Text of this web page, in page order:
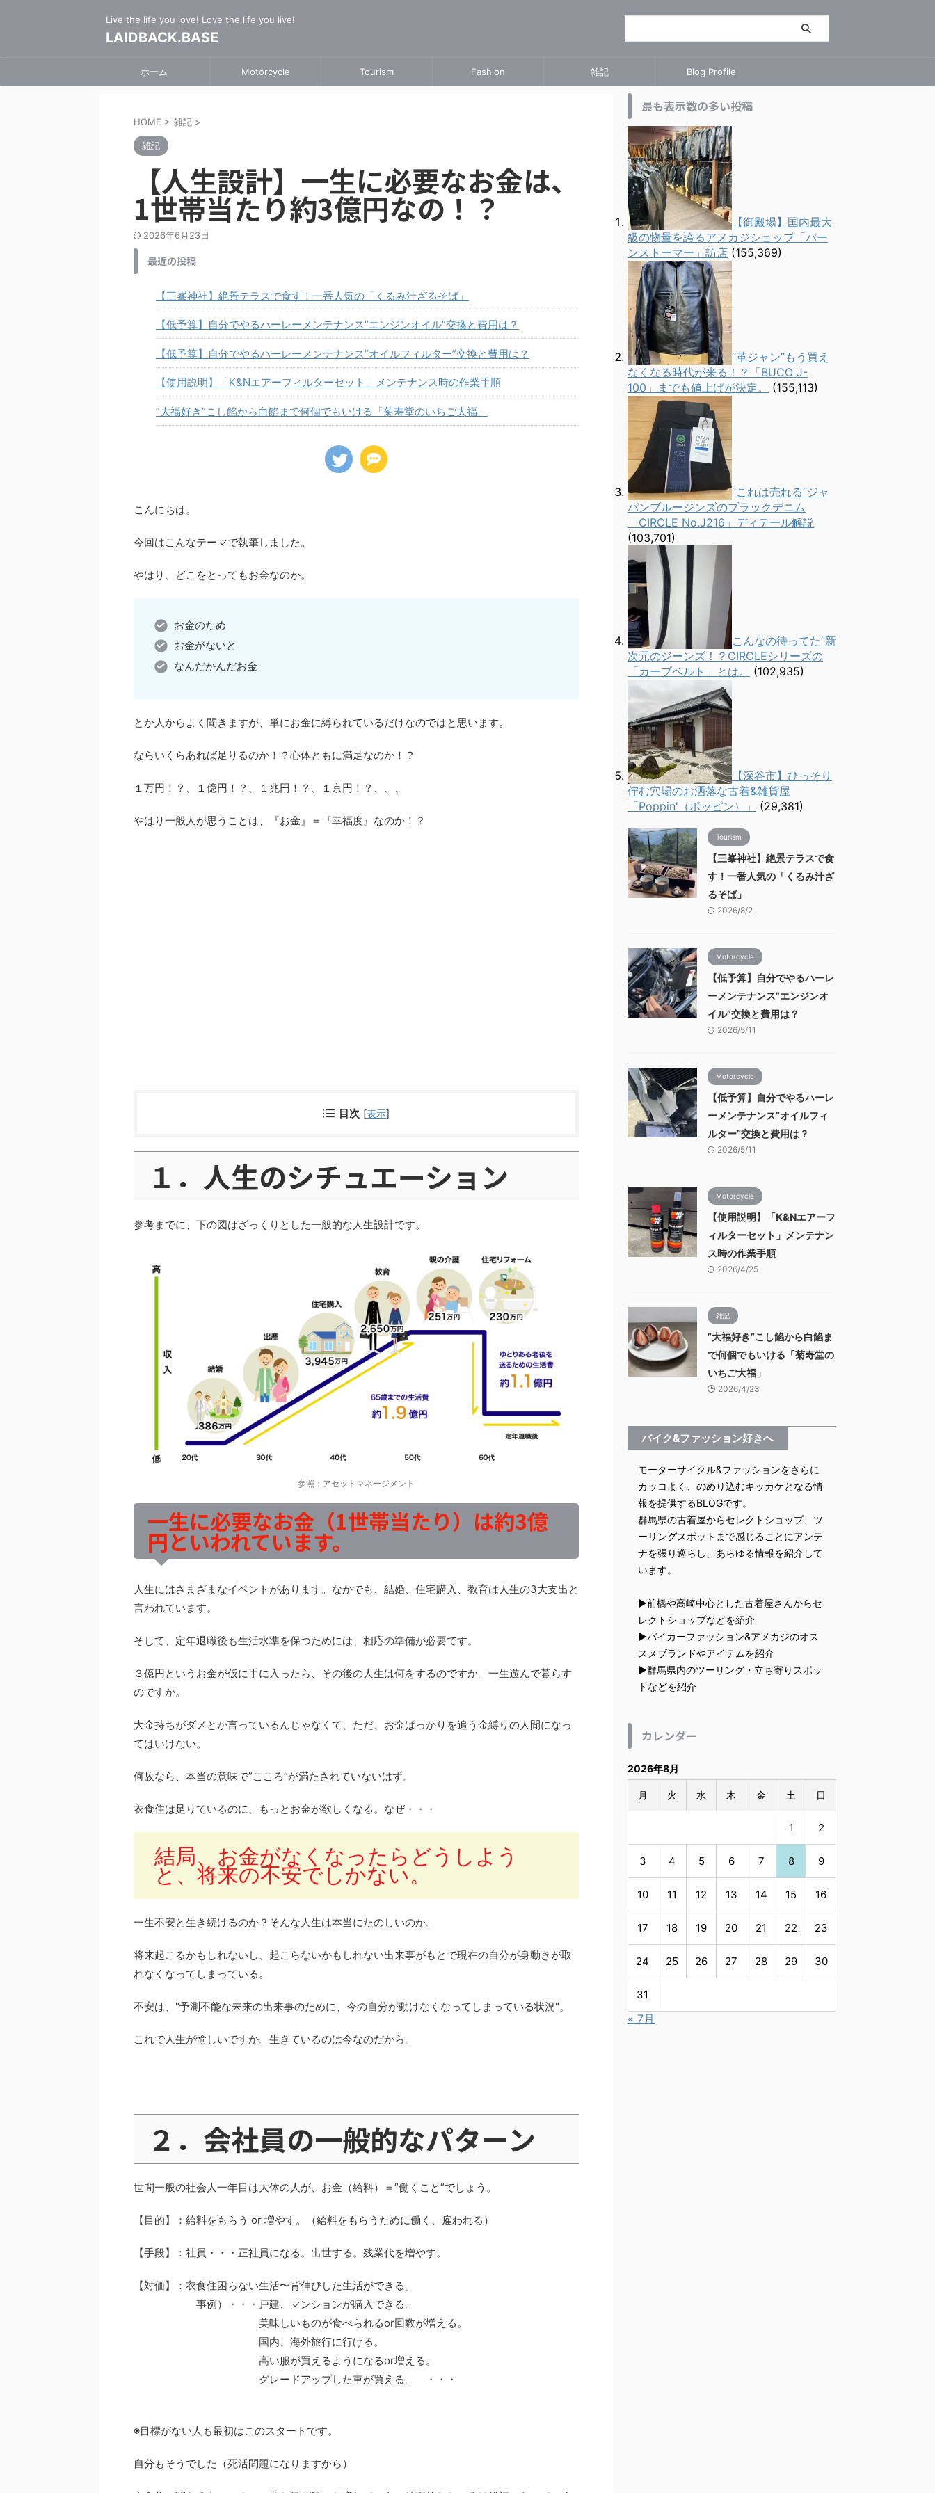
Live the life you love! Love the life you live!
LAIDBACK.BASE
ホーム Motorcycle Tourism Fashion 雑記 Blog Profile
HOME > 雑記 >
雑記
【人生設計】一生に必要なお金は、
1世帯当たり約3億円なの！？
2026年6月23日
最近の投稿
【三峯神社】絶景テラスで食す！一番人気の「くるみ汁ざるそば」
【低予算】自分でやるハーレーメンテナンス”エンジンオイル”交換と費用は？
【低予算】自分でやるハーレーメンテナンス”オイルフィルター”交換と費用は？
【使用説明】「K&Nエアーフィルターセット」メンテナンス時の作業手順
”大福好き”こし餡から白餡まで何個でもいける「菊寿堂のいちご大福」
こんにちは。
今回はこんなテーマで執筆しました。
やはり、どこをとってもお金なのか。
お金のため
お金がないと
なんだかんだお金
とか人からよく聞きますが、単にお金に縛られているだけなのではと思います。
ならいくらあれば足りるのか！？心体ともに満足なのか！？
１万円！？、１億円！？、１兆円！？、１京円！？、、、
やはり一般人が思うことは、『お金』＝『幸福度』なのか！？
目次 [表示]
１．人生のシチュエーション
参考までに、下の図はざっくりとした一般的な人生設計です。
参照：アセットマネージメント
一生に必要なお金（1世帯当たり）は約3億
円といわれています。
人生にはさまざまなイベントがあります。なかでも、結婚、住宅購入、教育は人生の3大支出と
言われています。
そして、定年退職後も生活水準を保つためには、相応の準備が必要です。
３億円というお金が仮に手に入ったら、その後の人生は何をするのですか。一生遊んで暮らす
のですか。
大金持ちがダメとか言っているんじゃなくて、ただ、お金ばっかりを追う金縛りの人間になっ
てはいけない。
何故なら、本当の意味で”こころ”が満たされていないはず。
衣食住は足りているのに、もっとお金が欲しくなる。なぜ・・・
結局、お金がなくなったらどうしよう
と、将来の不安でしかない。
一生不安と生き続けるのか？そんな人生は本当にたのしいのか。
将来起こるかもしれないし、起こらないかもしれない出来事がもとで現在の自分が身動きが取
れなくなってしまっている。
不安は、"予測不能な未来の出来事のために、今の自分が動けなくなってしまっている状況"。
これで人生が愉しいですか。生きているのは今なのだから。
２．会社員の一般的なパターン
世間一般の社会人一年目は大体の人が、お金（給料）＝”働くこと”でしょう。
【目的】：給料をもらう or 増やす。（給料をもらうために働く、雇われる）
【手段】：社員・・・正社員になる。出世する。残業代を増やす。
【対価】：衣食住困らない生活〜背伸びした生活ができる。
事例）・・・戸建、マンションが購入できる。
美味しいものが食べられるor回数が増える。
国内、海外旅行に行ける。
高い服が買えるようになるor増える。
グレードアップした車が買える。 ・・・
※目標がない人も最初はこのスタートです。
自分もそうでした（死活問題になりますから）
最も表示数の多い投稿
【御殿場】国内最大
級の物量を誇るアメカジショップ「バー
ンストーマー」訪店 (155,369)
”革ジャン”もう買え
なくなる時代が来る！？「BUCO J-
100」までも値上げが決定。
(155,113)
”これは売れる”ジャ
パンブルージンズのブラックデニム
「CIRCLE No.J216」ディテール解説
(103,701)
こんなの待ってた”新
次元のジーンズ！？CIRCLEシリーズの
「カーブベルト」とは。
(102,935)
【深谷市】ひっそり
佇む穴場のお洒落な古着&雑貨屋
「Poppin'（ポッピン）」
(29,381)
Tourism
【三峯神社】絶景テラスで食
す！一番人気の「くるみ汁ざ
るそば」
2026/8/2
Motorcycle
【低予算】自分でやるハーレ
ーメンテナンス”エンジンオ
イル”交換と費用は？
2026/5/11
Motorcycle
【低予算】自分でやるハーレ
ーメンテナンス”オイルフィ
ルター”交換と費用は？
2026/5/11
Motorcycle
【使用説明】「K&Nエアーフ
ィルターセット」メンテナン
ス時の作業手順
2026/4/25
雑記
”大福好き”こし餡から白餡ま
で何個でもいける「菊寿堂の
いちご大福」
2026/4/23
バイク&ファッション好きへ
モーターサイクル&ファッションをさらに
カッコよく、のめり込むキッカケとなる情
報を提供するBLOGです。
群馬県の古着屋からセレクトショップ、ツ
ーリングスポットまで感じることにアンテ
ナを張り巡らし、あらゆる情報を紹介して
います。
▶︎前橋や高崎中心とした古着屋さんからセ
レクトショップなどを紹介
▶︎バイカーファッション&アメカジのオス
スメブランドやアイテムを紹介
▶︎群馬県内のツーリング・立ち寄りスポッ
トなどを紹介
カレンダー
2026年8月
月 火 水 木 金 土 日
1 2
3 4 5 6 7 8 9
10 11 12 13 14 15 16
17 18 19 20 21 22 23
24 25 26 27 28 29 30
31
« 7月